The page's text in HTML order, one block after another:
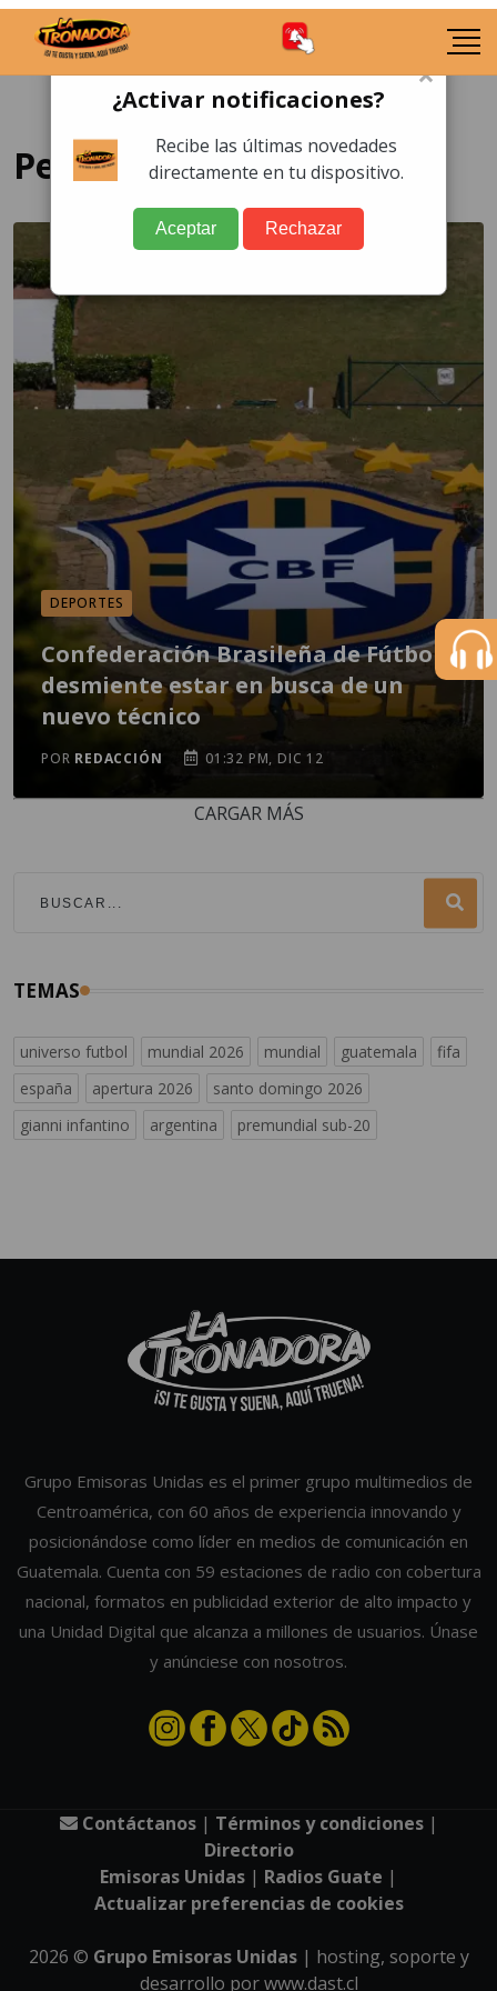
Pep Guardiola Brasil
DEPORTES
Confederación Brasileña de Fútbol
desmiente estar en busca de un
nuevo técnico
POR REDACCIÓN 01:32 PM, DIC 12
CARGAR MÁS
TEMAS
universo futbol mundial 2026 mundial guatemala
fifa
españa
apertura 2026
santo domingo 2026
gianni infantino
argentina premundial sub-20
Grupo Emisoras Unidas es el primer grupo multimedios de
Centroamérica, con 60 años de experiencia innovando y
posicionándose como líder en medios de comunicación en
Guatemala. Cuenta con 59 estaciones de radio con cobertura
nacional, formatos en publicidad exterior de alto impacto y
una Unidad Digital que alcanza a millones de usuarios. Únase
y anúnciese con nosotros.
Contáctanos| Términos y condiciones|
Directorio
Emisoras Unidas | Radios Guate |
Actualizar preferencias de cookies
2026 © Grupo Emisoras Unidas| hosting, soporte y
desarrollo porwww.dast.cl
×
¿Activar notificaciones?
Recibe las últimas novedades
directamente en tu dispositivo.
Aceptar Rechazar